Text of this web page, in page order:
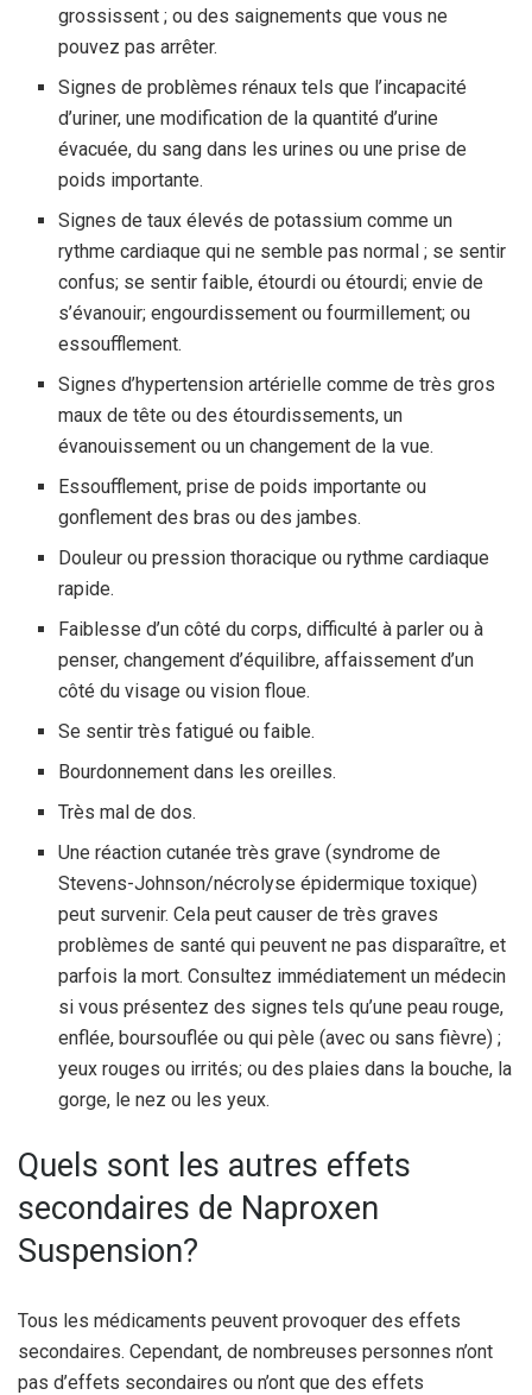
grossissent ; ou des saignements que vous ne
pouvez pas arrêter.
Signes de problèmes rénaux tels que l’incapacité
d’uriner, une modification de la quantité d’urine
évacuée, du sang dans les urines ou une prise de
poids importante.
Signes de taux élevés de potassium comme un
rythme cardiaque qui ne semble pas normal ; se sentir
confus; se sentir faible, étourdi ou étourdi; envie de
s’évanouir; engourdissement ou fourmillement; ou
essoufflement.
Signes d’hypertension artérielle comme de très gros
maux de tête ou des étourdissements, un
évanouissement ou un changement de la vue.
Essoufflement, prise de poids importante ou
gonflement des bras ou des jambes.
Douleur ou pression thoracique ou rythme cardiaque
rapide.
Faiblesse d’un côté du corps, difficulté à parler ou à
penser, changement d’équilibre, affaissement d’un
côté du visage ou vision floue.
Se sentir très fatigué ou faible.
Bourdonnement dans les oreilles.
Très mal de dos.
Une réaction cutanée très grave (syndrome de
Stevens-Johnson/nécrolyse épidermique toxique)
peut survenir. Cela peut causer de très graves
problèmes de santé qui peuvent ne pas disparaître, et
parfois la mort. Consultez immédiatement un médecin
si vous présentez des signes tels qu’une peau rouge,
enflée, boursouflée ou qui pèle (avec ou sans fièvre) ;
yeux rouges ou irrités; ou des plaies dans la bouche, la
gorge, le nez ou les yeux.
Quels sont les autres effets
secondaires de Naproxen
Suspension?
Tous les médicaments peuvent provoquer des effets
secondaires. Cependant, de nombreuses personnes n’ont
pas d’effets secondaires ou n’ont que des effets